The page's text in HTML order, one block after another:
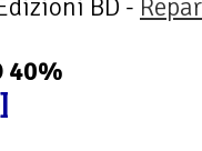
BD -
40%